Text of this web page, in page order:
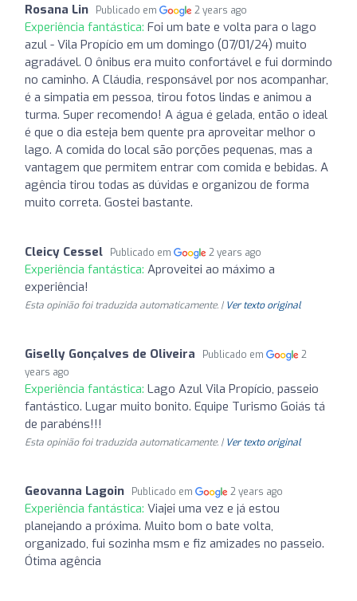
Rosana Lin Publicado em 2 years ago
Experiência fantástica: Foi um bate e volta para o lago
azul - Vila Propício em um domingo (07/01/24) muito
agradável. O ônibus era muito confortável e fui dormindo
no caminho. A Cláudia, responsável por nos acompanhar,
é a simpatia em pessoa, tirou fotos lindas e animou a
turma. Super recomendo! A água é gelada, então o ideal
é que o dia esteja bem quente pra aproveitar melhor o
lago. A comida do local são porções pequenas, mas a
vantagem que permitem entrar com comida e bebidas. A
agência tirou todas as dúvidas e organizou de forma
muito correta. Gostei bastante.
Cleicy Cessel Publicado em 2 years ago
Experiência fantástica: Aproveitei ao máximo a
experiência!
Esta opinião foi traduzida automaticamente. | Ver texto original
Giselly Gonçalves de Oliveira Publicado em
2
years ago
Experiência fantástica: Lago Azul Vila Propício, passeio
fantástico. Lugar muito bonito. Equipe Turismo Goiás tá
de parabéns!!!
Esta opinião foi traduzida automaticamente. | Ver texto original
Geovanna Lagoin Publicado em 2 years ago
Experiência fantástica: Viajei uma vez e já estou
planejando a próxima. Muito bom o bate volta,
organizado, fui sozinha msm e fiz amizades no passeio.
Ótima agência